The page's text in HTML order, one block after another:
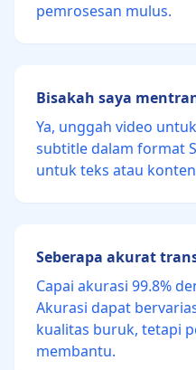
pemrosesan mulus.
Bisakah saya
Ya, unggah video
subtitle dalam format
untuk teks atau
Seberapa akurat
Capai akurasi 99.8%
Akurasi dapat
kualitas buruk, tetapi
membantu.